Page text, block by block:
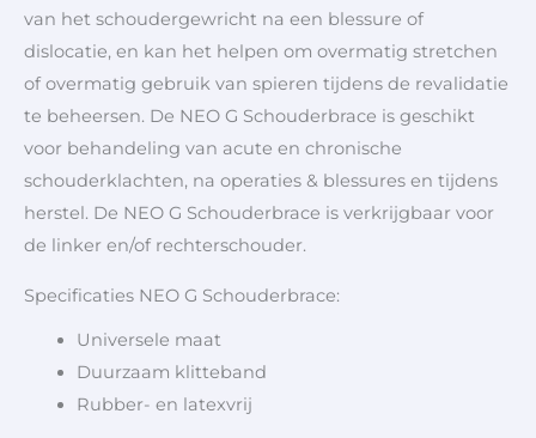
van het schoudergewricht na een blessure of
dislocatie, en kan het helpen om overmatig stretchen
of overmatig gebruik van spieren tijdens de revalidatie
te beheersen. De NEO G Schouderbrace is geschikt
voor behandeling van acute en chronische
schouderklachten, na operaties & blessures en tijdens
herstel. De NEO G Schouderbrace is verkrijgbaar voor
de linker en/of rechterschouder.
Specificaties NEO G Schouderbrace:
Universele maat
Duurzaam klitteband
Rubber- en latexvrij